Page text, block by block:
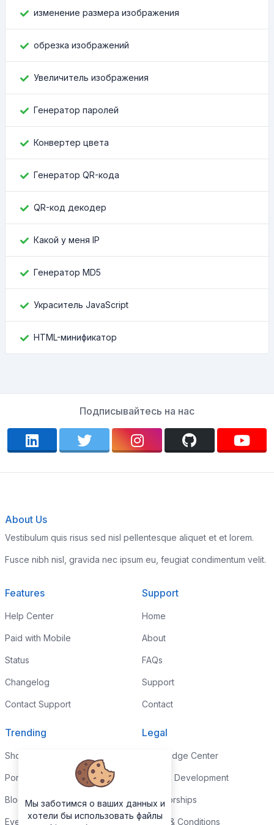
изменение размера изображения
обрезка изображений
Увеличитель изображения
Генератор паролей
Конвертер цвета
Генератор QR-кода
QR-код декодер
Какой у меня IP
Генератор MD5
Украситель JavaScript
HTML-минификатор
Подписывайтесь на нас
About Us
Vestibulum quis risus sed nisl pellentesque aliquet et et lorem.
Fusce nibh nisl, gravida nec ipsum eu, feugiat condimentum velit.
Features
Help Center
Paid with Mobile
Status
Changelog
Contact Support
Support
Home
About
FAQs
Support
Contact
Trending
Shop
Portfolio
Blog
Events
Legal
Knowledge Center
Custom Development
Sponsorships
Terms & Conditions
Мы заботимся о ваших данных и
хотели бы использовать файлы